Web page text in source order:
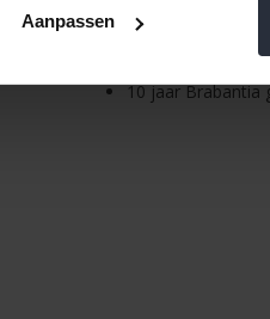
Aanpassen
Gewicht: 3,72 kg
10 jaar Brabantia